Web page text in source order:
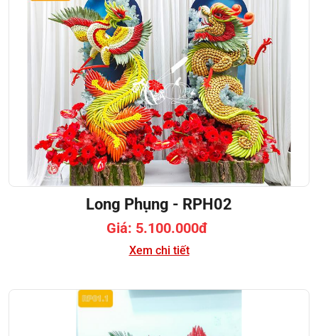
Long Phụng - RPH02
Giá: 5.100.000đ
Xem chi tiết